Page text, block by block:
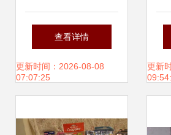
纺布袋行业品牌解
析
查看详情
更新时间：2026-08-08
07:07:25
更新